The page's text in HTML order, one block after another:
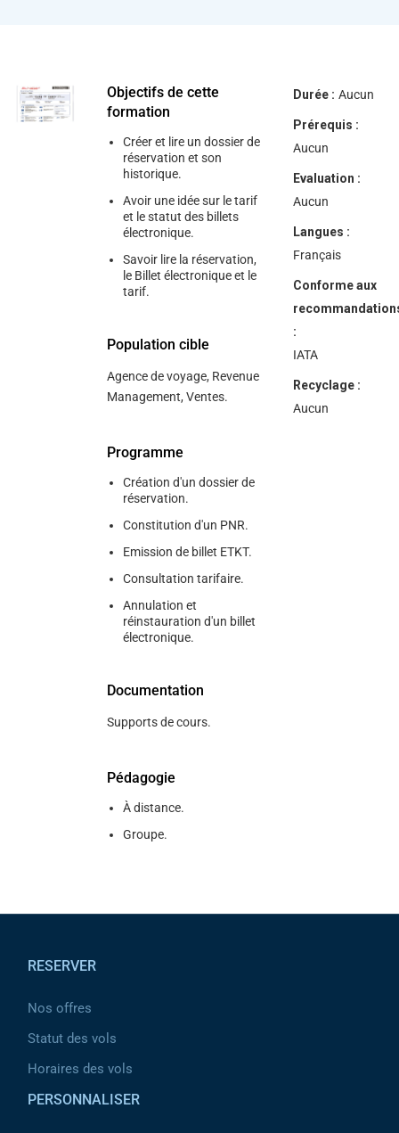
content.
Objectifs de cette
formation
Créer et lire un dossier de
réservation et son
historique.
Avoir une idée sur le tarif
et le statut des billets
électronique.
Savoir lire la réservation,
le Billet électronique et le
tarif.
Population cible
Agence de voyage, Revenue
Management, Ventes.
Programme
Création d'un dossier de
réservation.
Constitution d'un PNR.
Emission de billet ETKT.
Consultation tarifaire.
Annulation et
réinstauration d'un billet
électronique.
Documentation
Supports de cours.
Pédagogie
À distance.
Groupe.
Durée : Aucun
Prérequis :
Aucun
Evaluation :
Aucun
Langues :
Français
Conforme aux
:
IATA
Recyclage :
Aucun
RESERVER
Nos offres
Statut des vols
Horaires des vols
PERSONNALISER